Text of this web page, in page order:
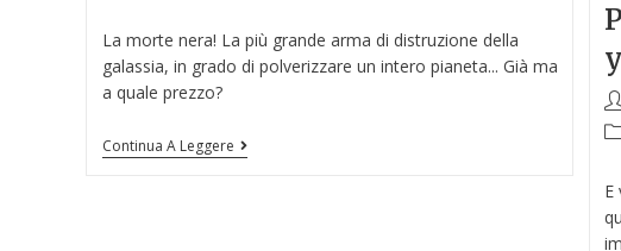
La morte nera! La più grande arma di distruzione della
galassia, in grado di polverizzare un intero pianeta... Già ma
a quale prezzo?
Continua A Leggere
E